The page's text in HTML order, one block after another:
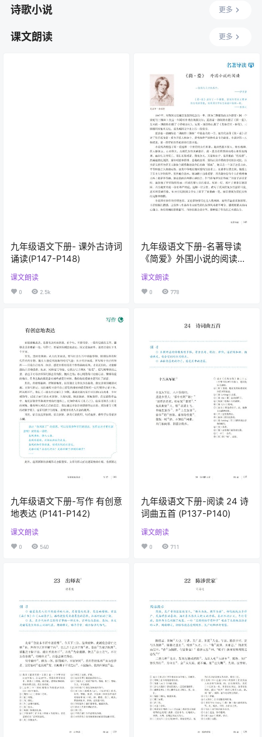
诗歌小说 更多
课文朗读 更多
九年级语文下册- 课外古诗词
诵读(P147-P148)
课文朗读
0 2.5k
九年级语文下册-名著导读
《简爱》外国小说的阅读
(P143-P146)
课文朗读
0 778
九年级语文下册-写作 有创意
地表达 (P141-P142)
课文朗读
0 540
九年级语文下册-阅读 24 诗
词曲五首 (P137-P140)
课文朗读
0 711